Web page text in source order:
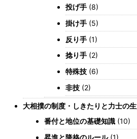
投げ手 (8)
掛け手 (5)
反り手 (1)
捻り手 (2)
特殊技 (6)
非技 (2)
大相撲の制度・しきたりと力士の
番付と地位の基礎知識 (10)
昇進と降格のルール(1)